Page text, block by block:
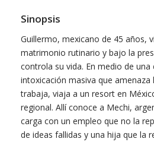
Sinopsis
Guillermo, mexicano de 45 años,
matrimonio rutinario y bajo la
controla su vida. En medio de una
intoxicación masiva que amenaza
trabaja, viaja a un resort en
regional. Allí conoce a Mechi,
carga con un empleo que no la
de ideas fallidas y una hija que la